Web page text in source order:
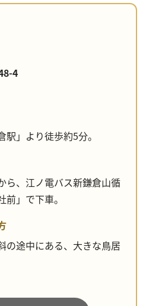
4
」より徒歩約5分。
ら、江ノ電バス新鎌倉山循
」で下車。
の途中にある、大きな鳥居